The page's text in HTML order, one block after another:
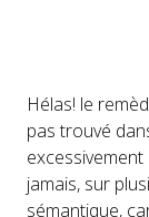
Hélas! le
pas trouvé
excessivement
jamais, sur
sémantique,